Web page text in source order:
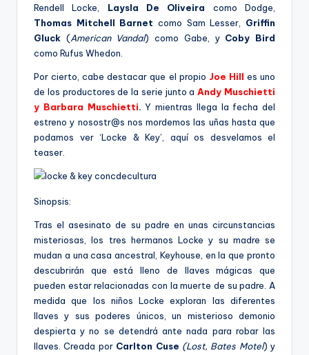
Rendell Locke, Laysla De Oliveira como Dodge,
Thomas Mitchell Barnet como SamLesser
Griffin
Gluck (American Vandal) como Gabe, y Coby Bird
como Rufus Whedon
Por cierto, cabe destacar que el propio Joe Hill es uno
de los productores de la serie junto aAndy Muschietti
y Barbara Muschietti. Y mientras llega la fecha del
estreno y nosostr@s nos mordemos las uñas hasta que
podamos ver ‘Locke & Key’, aquí os desvelamos el
teaser.
Sinopsis:
Tras el asesinato de su padre en unas circunstancias
misteriosas, los tres hermanos Locke y su madre se
mudan a una casa ancestral, Keyhouse , en la que pronto
descubrirán que está lleno de llaves mágicas que
pueden estar relacionadas con la muerte de su padre. A
medida que los niños Locke exploran las diferentes
llaves y sus poderes únicos, un misterioso demonio
despierta y no se detendrá ante nada para robar las
llaves. Creada por Carlton Cuse (Lost, Bates Motel) y